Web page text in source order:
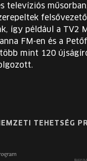
televíziós
így például a TV2
FM-en és a
mint 120
TEHETSÉG